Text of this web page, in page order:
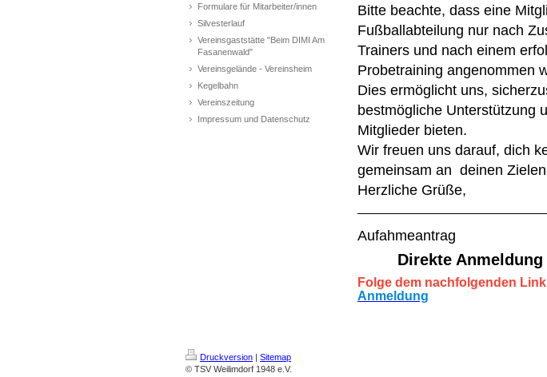
Formulare für Mitarbeiter/innen
Silvesterlauf
Vereinsgaststätte "Beim DIMI Am
Fasanenwald"
Vereinsgelände - Vereinsheim
Kegelbahn
Vereinszeitung
Impressum und Datenschutz
Bitte beachte, dass eine
Fußballabteilung nur nach
Trainers und nach einem
Probetraining angenommen
Dies ermöglicht uns,
bestmögliche Unterstützung
Mitglieder bieten.
Wir freuen uns darauf, dich
gemeinsam an deinen
Herzliche Grüße,
Aufahmeantrag
Direkte
Folge dem nachfolgenden
Anmeldung
Druckversion | Sitemap
© TSV Weilimdorf 1948 e.V.